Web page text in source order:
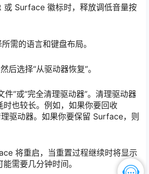
Surface 徽标时，释放调低音量按
需的语言和键盘布局。
后选择“从驱动器恢复”。
件”或“完全清理驱动器”。清理驱动器
时也较长。例如，如果你要回收
驱动器。如果你要保留 Surface，则
将重启，当重置过程继续时将显示
需要几分钟时间。